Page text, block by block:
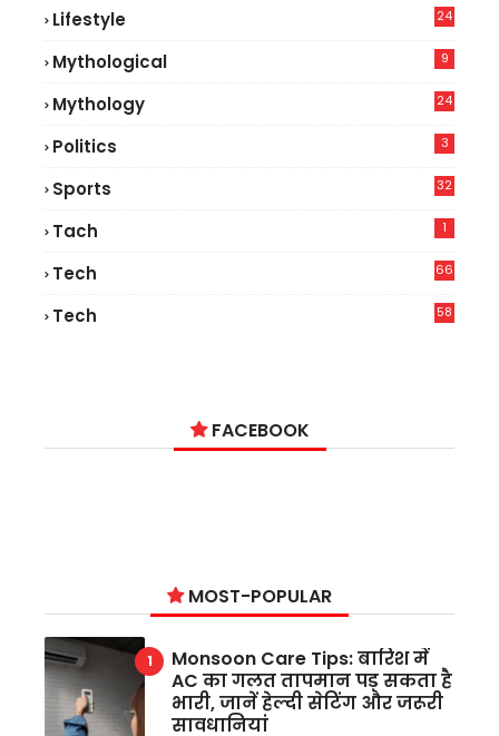
Lifestyle
24
Mythological 9
Mythology 24
Politics 3
Sports 32
Tach 1
Tech
66
Tech
58
FACEBOOK
MOST-POPULAR
Monsoon Care Tips: बारिश में
AC का गलत तापमान पड़ सकता है
भारी, जानें हेल्दी सेटिंग और जरूरी
सावधानियां